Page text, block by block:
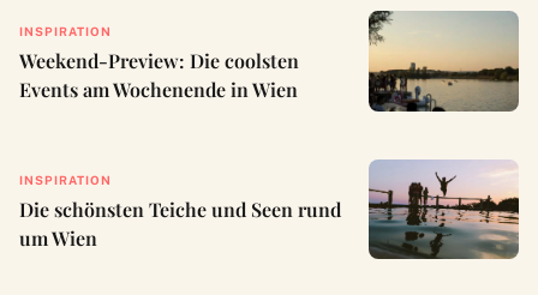
INSPIRATION
Weekend-Preview: Die coolsten
Events am Wochenende in Wien
INSPIRATION
Die schönsten Teiche und Seen rund
um Wien